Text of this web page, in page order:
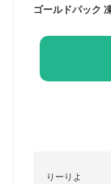
りーりよ